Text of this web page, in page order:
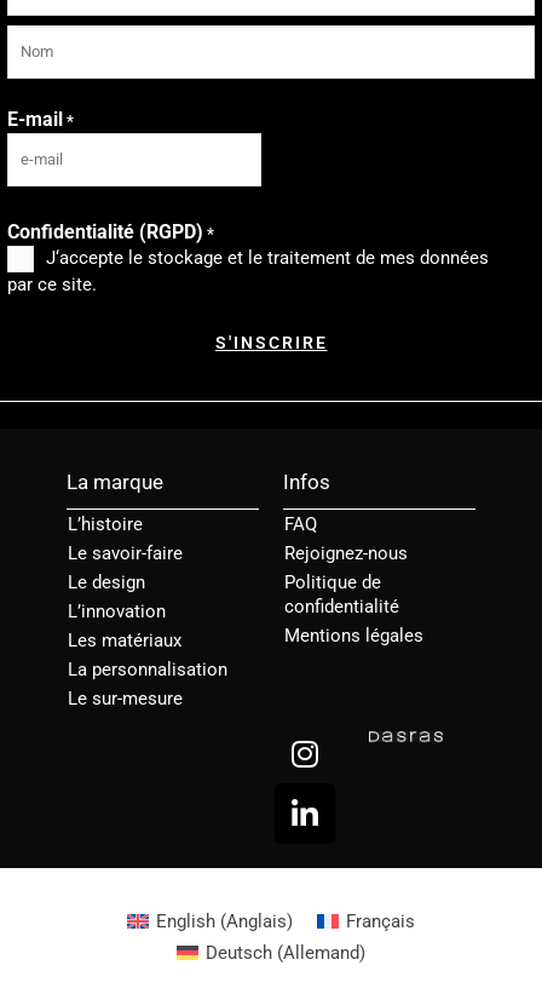
E-mail *
Confidentialité (RGPD) *
J‘accepte le stockage et le traitement de mes données
par ce site.
La marque
L’histoire
Le savoir-faire
Le design
L’innovation
Les matériaux
La personnalisation
Le sur-mesure
Infos
FAQ
Rejoignez-nous
Politique de
confidentialité
Mentions légales
I
n
t
a
L
i
k
n
English (Anglais)
Français
Deutsch(Allemand)